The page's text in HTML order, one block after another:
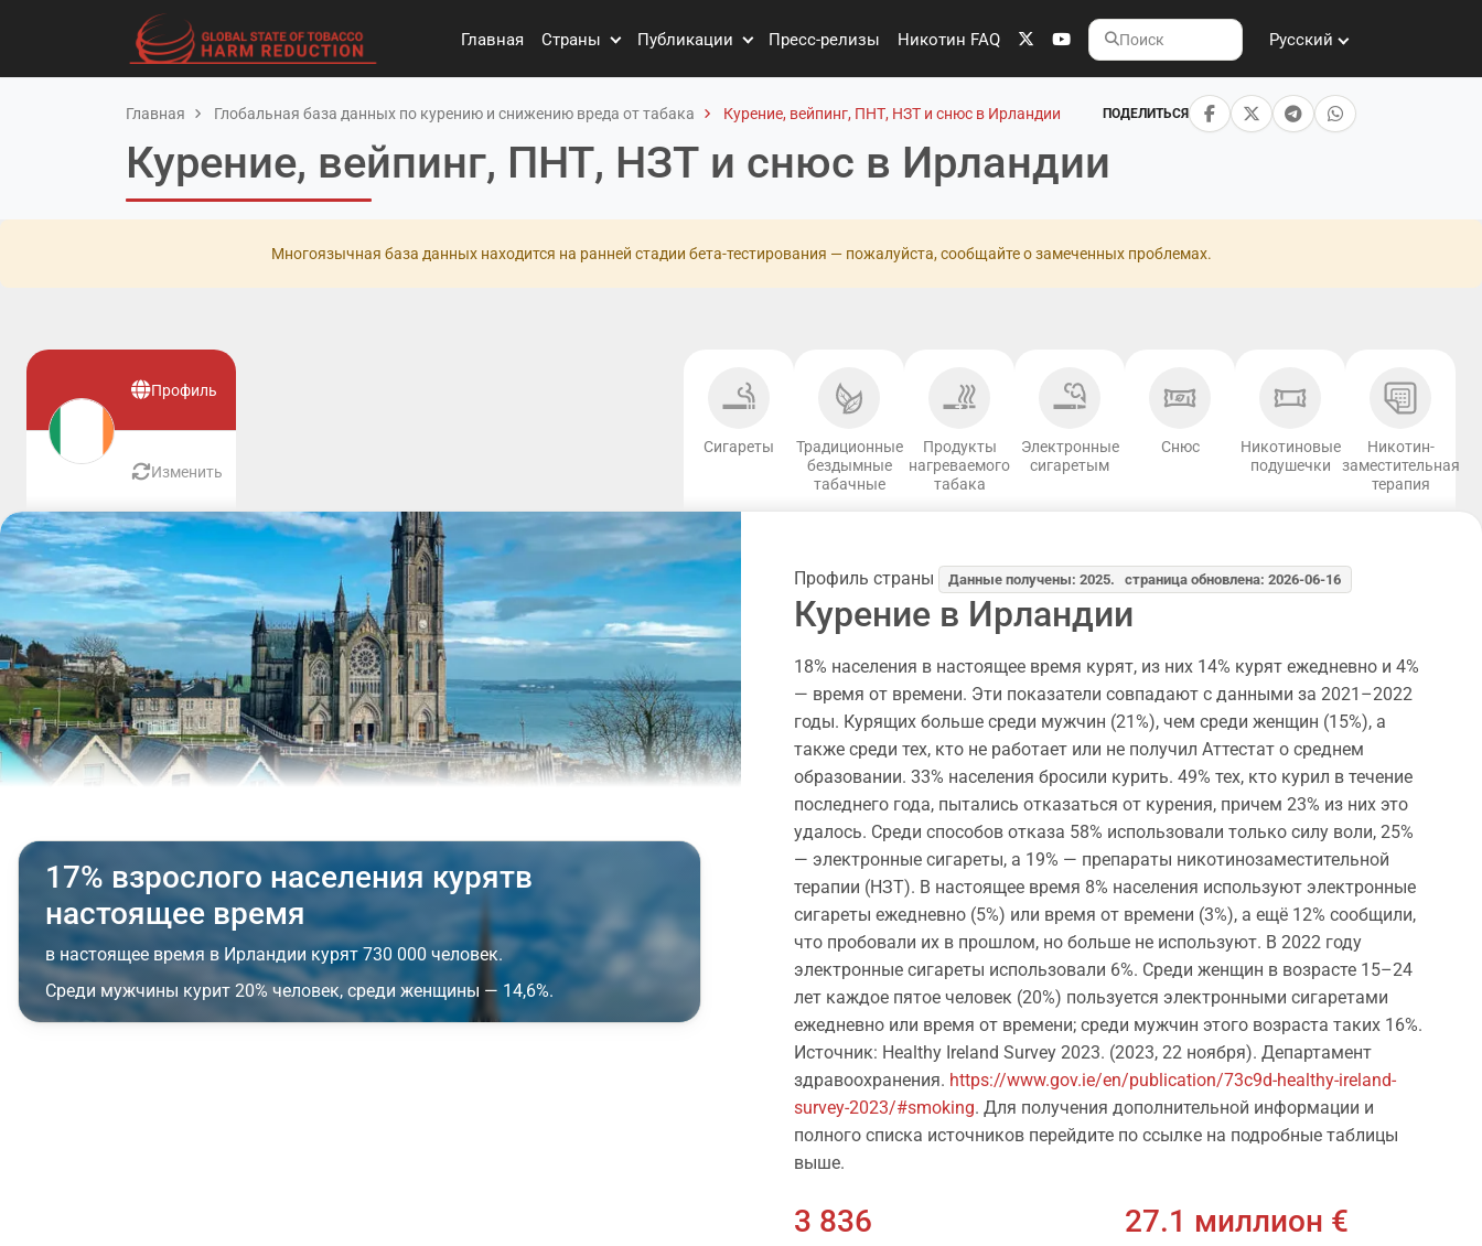
Главная Страны Публикации Пресс-релизы Никотин FAQ
Поиск
Русский
Главная Глобальная база данных по курению и снижению вреда от табака Курение, вейпинг, ПНТ, НЗТ и снюс в Ирландии ПОДЕЛИТЬСЯ
Курение, вейпинг, ПНТ, НЗТ и снюс в Ирландии
Многоязычная база данных находится на ранней стадии бета-тестирования — пожалуйста, сообщайте о замеченных проблемах.
Профиль
Изменить
Сигареты
Традиционные
бездымные
табачные
Продукты
нагреваемого
табака
Электронные
сигаретым
Снюс
Никотиновые
подушечки
Никотин-
заместительная
терапия
17% взрослого населения курятв
настоящее время
в настоящее время в Ирландии курят 730 000 человек.
Среди мужчины курит 20% человек, среди женщины — 14,6%.
Профиль страны Данные получены: 2025. страница обновлена: 2026-06-16
Курение в Ирландии
18% населения в настоящее время курят, из них 14% курят ежедневно и 4%
— время от времени. Эти показатели совпадают с данными за 2021–2022
годы. Курящих больше среди мужчин (21%), чем среди женщин (15%), а
также среди тех, кто не работает или не получил Аттестат о среднем
образовании. 33% населения бросили курить. 49% тех, кто курил в течение
последнего года, пытались отказаться от курения, причем 23% из них это
удалось. Среди способов отказа 58% использовали только силу воли, 25%
— электронные сигареты, а 19% — препараты никотинозаместительной
терапии (НЗТ). В настоящее время 8% населения используют электронные
сигареты ежедневно (5%) или время от времени (3%), а ещё 12% сообщили,
что пробовали их в прошлом, но больше не используют. В 2022 году
электронные сигареты использовали 6%. Среди женщин в возрасте 15–24
лет каждое пятое человек (20%) пользуется электронными сигаретами
ежедневно или время от времени; среди мужчин этого возраста таких 16%.
Источник: Healthy Ireland Survey 2023. (2023, 22 ноября). Департамент
здравоохранения. https://www.gov.ie/en/publication/73c9d-healthy-ireland-
survey-2023/#smoking. Для получения дополнительной информации и
полного списка источников перейдите по ссылке на подробные таблицы
выше.
3 836 27.1 миллион €